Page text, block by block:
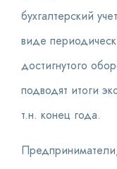
бухгалтерский
виде
достигнутого
подводят итоги
т.н. конец года.